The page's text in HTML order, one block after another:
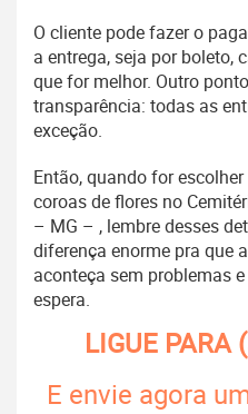
O cliente pode fazer o
a entrega, seja por boleto,
que for melhor. Outro
transparência: todas as
exceção.
Então, quando for
coroas de flores no
– MG – , lembre desses
diferença enorme pra que
aconteça sem problemas
espera.
LIGUE PARA
E envie agora